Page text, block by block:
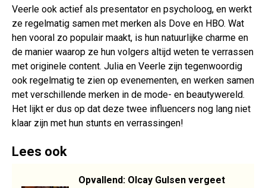
Veerle ook actief als presentator en psycholoog, en werkt
ze regelmatig samen met merken als Dove en HBO. Wat
hen vooral zo populair maakt, is hun natuurlijke charme en
de manier waarop ze hun volgers altijd weten te verrassen
met originele content. Julia en Veerle zijn tegenwoordig
ook regelmatig te zien op evenementen, en werken samen
met verschillende merken in de mode- en beautywereld.
Het lijkt er dus op dat deze twee influencers nog lang niet
klaar zijn met hun stunts en verrassingen!
Lees ook
Opvallend: Olcay Gulsen vergeet